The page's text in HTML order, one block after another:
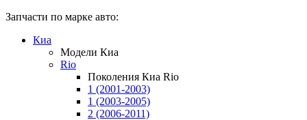
Запчасти по марке авто:
Киа
Модели Киа
Rio
Поколения Киа Rio
1 (2001-2003)
1 (2003-2005)
2 (2006-2011)